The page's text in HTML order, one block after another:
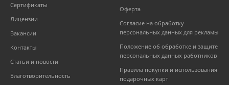
Сертификаты
Лицензии
Вакансии
Контакты
Статьи и новости
Благотворительность
Оферта
Согласие на обработку
персональных данных для рекламы
Положение об обработке и защите
персональных данных работников
Правила покупки и использования
подарочных карт